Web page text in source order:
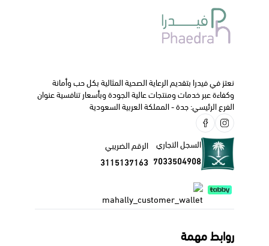
نعتز في فيدرا بتقديم الرعاية الصحية المثالية بكل حب وأمانة
وكفاءة عبر خدمات ومنتجات عالية الجودة وبأسعار تنافسية عنوان
الفرع الرئيسي: جدة - المملكة العربية السعودية
السجل التجاري
7033504908
الرقم الضريبي
3115137163
روابط مهمة